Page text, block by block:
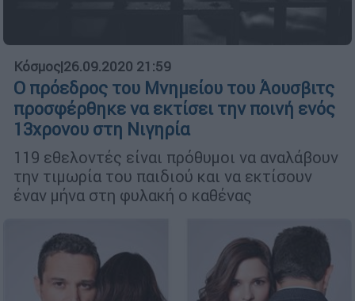
Κόσμος|26.09.2020 21:59
Ο πρόεδρος του Μνημείου του Άουσβιτς
προσφέρθηκε να εκτίσει την ποινή ενός
13χρονου στη Νιγηρία
119 εθελοντές είναι πρόθυμοι να αναλάβουν
την τιμωρία του παιδιού και να εκτίσουν
έναν μήνα στη φυλακή ο καθένας